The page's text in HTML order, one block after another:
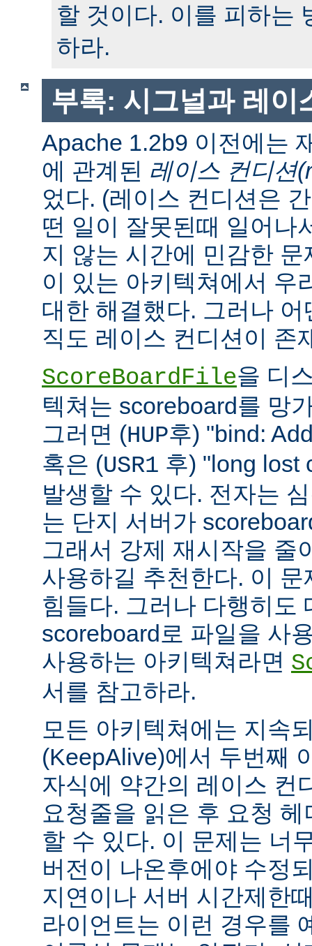
할 것이다. 이를 피하는
하라.
부록: 시그널과 레이
Apache 1.2b9 이전에는
에 관계된 레이스 컨디션
었다. (레이스 컨디션은
떤 일이 잘못된때 일어나
지 않는 시간에 민감한
이 있는 아키텍쳐에서 우
대한 해결했다. 그러나
직도 레이스 컨디션이 존
ScoreBoardFile을 디
텍쳐는 scoreboard를 망
그러면 (HUP후) "bind:
혹은 (USR1 후) "long lost
발생할 수 있다. 전자는
는 단지 서버가
그래서 강제 재시작을 줄
사용하길 추천한다. 이
힘들다. 그러나 다행히도
scoreboard로 파일을 사
사용하는 아키텍쳐라면
서를 참고하라.
모든 아키텍쳐에는 지속
(KeepAlive)에서 두번째
자식에 약간의 레이스 컨
요청줄을 읽은 후 요청
할 수 있다. 이 문제는 너
버전이 나온후에야 수정
지연이나 서버 시간제한
라이언트는 이런 경우를